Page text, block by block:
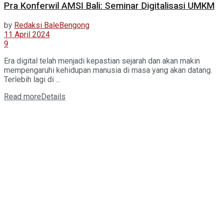
Pra Konferwil AMSI Bali: Seminar Digitalisasi UMKM
by Redaksi BaleBengong
11 April 2024
9
Era digital telah menjadi kepastian sejarah dan akan makin
mempengaruhi kehidupan manusia di masa yang akan datang.
Terlebih lagi di ...
Read more Details